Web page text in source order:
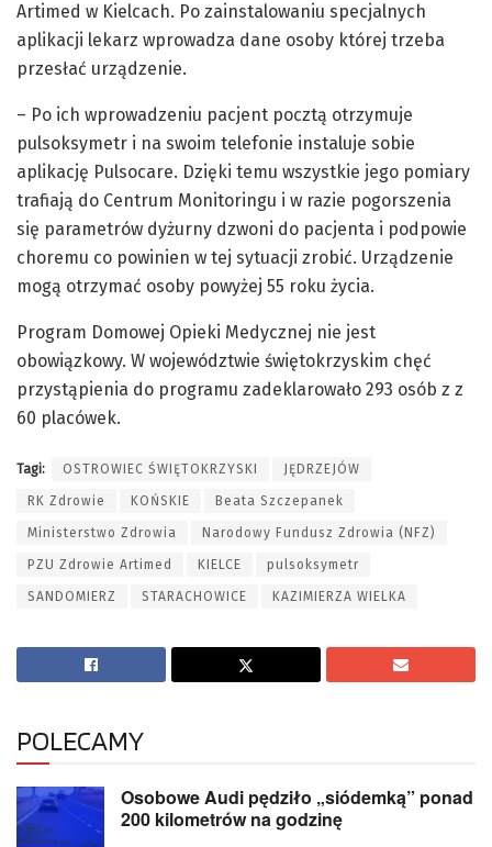
Artimed w Kielcach. Po zainstalowaniu specjalnych
aplikacji lekarz wprowadza dane osoby której trzeba
przesłać urządzenie.
– Po ich wprowadzeniu pacjent pocztą otrzymuje
pulsoksymetr i na swoim telefonie instaluje sobie
aplikację Pulsocare. Dzięki temu wszystkie jego pomiary
trafiają do Centrum Monitoringu i w razie pogorszenia
się parametrów dyżurny dzwoni do pacjenta i podpowie
choremu co powinien w tej sytuacji zrobić. Urządzenie
mogą otrzymać osoby powyżej 55 roku życia.
Program Domowej Opieki Medycznej nie jest
obowiązkowy. W województwie świętokrzyskim chęć
przystąpienia do programu zadeklarowało 293 osób z z
60 placówek.
Tagi: OSTROWIEC ŚWIĘTOKRZYSKI JĘDRZEJÓW
RK Zdrowie KOŃSKIE Beata Szczepanek
Ministerstwo Zdrowia Narodowy Fundusz Zdrowia (NFZ)
PZU Zdrowie Artimed KIELCE pulsoksymetr
SANDOMIERZ STARACHOWICE KAZIMIERZA WIELKA
POLECAMY
Osobowe Audi pędziło „siódemką” ponad
200 kilometrów na godzinę